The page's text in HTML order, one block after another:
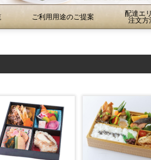
ご利用用途のご提案
配達エ
注文方